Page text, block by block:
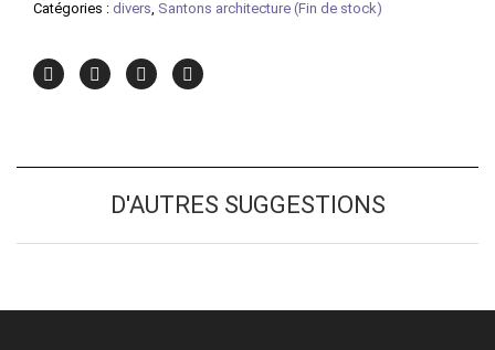
Catégories : divers, Santons architecture (Fin de stock)
D'AUTRES SUGGESTIONS